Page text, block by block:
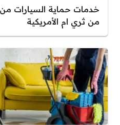
خدمات حماية السيارات
من ثري ام الأمريكية